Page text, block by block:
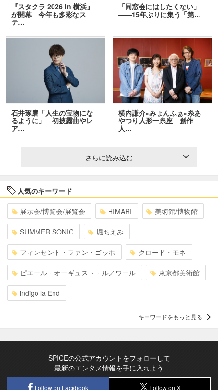
『スタクラ 2026 in 横浜』
が開幕 今年も多彩なス
テ…
「同窓会にはしたくない」
――15年ぶりに集う「第…
石井琢磨「人生の宝物にな
るように」 初披露曲やレ
ア…
横内謙介×みょんふぁ×糸あ
やつり人形一糸座 創作
人…
さらに読み込む
人気のキーワード
展示会/博覧会/展覧会 HIMARI 美術館/博物館
SUMMER SONIC 堀ちえみ
フィンセント・ファン・ゴッホ クロード・モネ
ピエール・オーギュスト・ルノワール 東京都美術館
indigo la End
キーワードをもっと見る
SPICEの公式アカウントをフォローして
最新のエンタメ情報を手に入れよう
Follow on Facebook Follow on X